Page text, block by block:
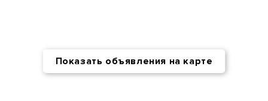
Показать объявления на карте